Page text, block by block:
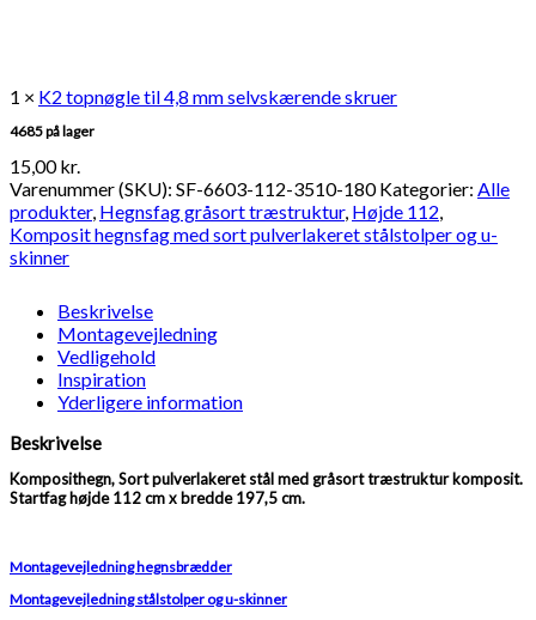
1 × K2 topnøgle til 4,8 mm selvskærende skruer
4685 på lager
15,00kr.
Varenummer (SKU): SF-6603-112-3510-180 Kategorier: Alle
produkter, Hegnsfag gråsort træstruktur, Højde 112,
Komposit hegnsfag med sort pulverlakeret stålstolper og u-
skinner
Beskrivelse
Montagevejledning
Vedligehold
Inspiration
Yderligere information
Beskrivelse
Komposithegn, Sort pulverlakeret stål med gråsort træstruktur komposit.
Startfag højde 112 cm x bredde 197,5 cm.
Montagevejledning hegnsbrædder
Montagevejledning stålstolper og u-skinner